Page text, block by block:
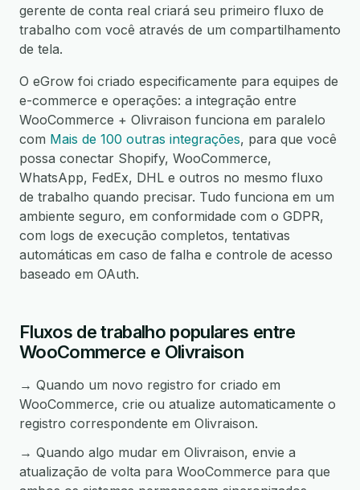
gerente de conta real criará seu primeiro fluxo de
trabalho com você através de um compartilhamento
de tela.
O eGrow foi criado especificamente para equipes de
e-commerce e operações: a integração entre
WooCommerce + Olivraison funciona em paralelo
com Mais de 100 outras integrações, para que você
possa conectar Shopify, WooCommerce,
WhatsApp, FedEx, DHL e outros no mesmo fluxo
de trabalho quando precisar. Tudo funciona em um
ambiente seguro, em conformidade com o GDPR,
com logs de execução completos, tentativas
automáticas em caso de falha e controle de acesso
baseado em OAuth.
Fluxos de trabalho populares entre
WooCommerce e Olivraison
→ Quando um novo registro for criado em
WooCommerce, crie ou atualize automaticamente o
registro correspondente em Olivraison.
→ Quando algo mudar em Olivraison, envie a
atualização de volta para WooCommerce para que